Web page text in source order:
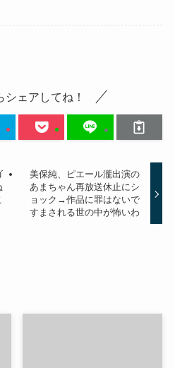
シェアしてね！
美保純、ピエール瀧出演の
あまちゃん再放送休止にシ
ョック→作品に罪はないで
すまされる世の中が怖いわ